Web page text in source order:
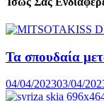
Τα σπουδαία
04/04/202303/04/